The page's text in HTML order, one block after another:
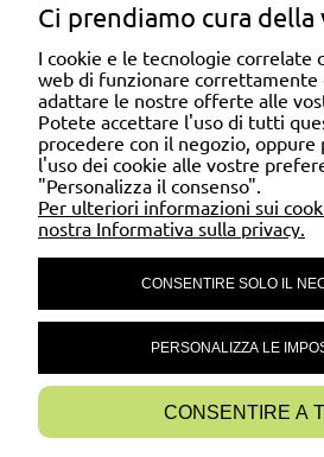
per rispondere a esigenze
ASSISTENZA
DOMANDE
IL MIO ACCOUNT
CONTATTI
Ci prendiamo cura della
I cookie e le tecnologie correlate
web di funzionare correttamente
adattare le nostre offerte alle
Potete accettare l'uso di tutti
procedere con il negozio,
l'uso dei cookie alle vostre
"Personalizza il consenso".
Per ulteriori informazioni sui
nostra Informativa sulla privacy.
CONSENTIRE SOLO IL
PERSONALIZZA LE
CONSENTIRE A